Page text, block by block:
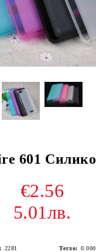
601
€2.56
5.01лв.
2281 Тегло: 0.000